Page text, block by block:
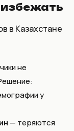
избежать
в Казахстане
не
у
— теряются